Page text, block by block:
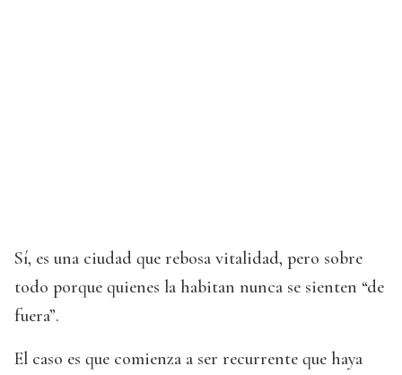
Sí, es una ciudad que rebosa vitalidad, pero sobre
todo porque quienes la habitan nunca se sienten “de
fuera”.
El caso es que comienza a ser recurrente que haya